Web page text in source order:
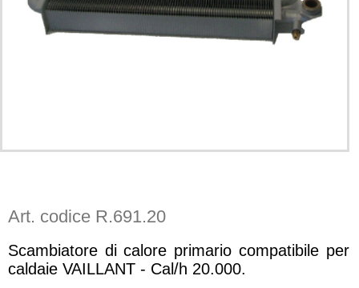
Art. codice R.691.20
Scambiatore di calore primario compatibile per
caldaie VAILLANT - Cal/h 20.000.